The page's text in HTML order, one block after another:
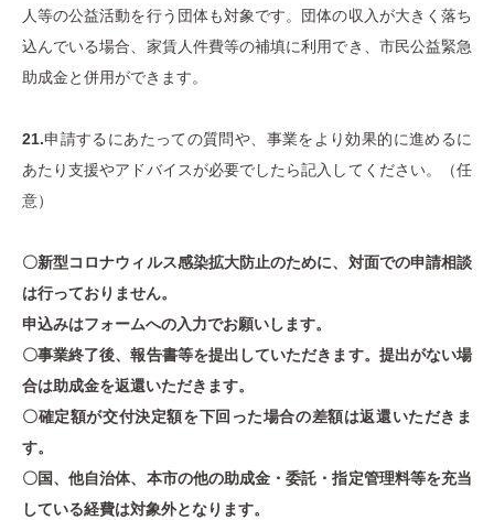
人等の公益活動を行う団体も対象です。団体の収入が大きく落ち
込んでいる場合、家賃人件費等の補填に利用でき、市民公益緊急
助成金と併用ができます。
21.申請するにあたっての質問や、事業をより効果的に進めるに
あたり支援やアドバイスが必要でしたら記入してください。（任
意）
〇新型コロナウィルス感染拡大防止のために、対面での申請相談
は行っておりません。
申込みはフォームへの入力でお願いします。
〇事業終了後、報告書等を提出していただきます。提出がない場
合は助成金を返還いただきます。
〇確定額が交付決定額を下回った場合の差額は返還いただきま
す。
〇国、他自治体、本市の他の助成金・委託・指定管理料等を充当
している経費は対象外となります。